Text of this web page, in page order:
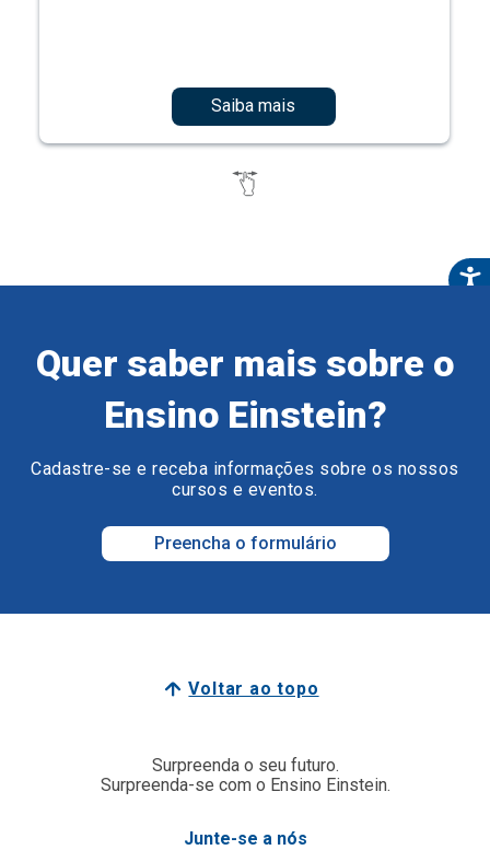
Saiba mais
Quer saber mais sobre o
Ensino Einstein?
Cadastre-se e receba informações sobre os nossos
cursos e eventos.
Preencha o formulário
Voltar ao topo
Surpreenda o seu futuro.
Surpreenda-se com o Ensino Einstein.
Junte-se a nós